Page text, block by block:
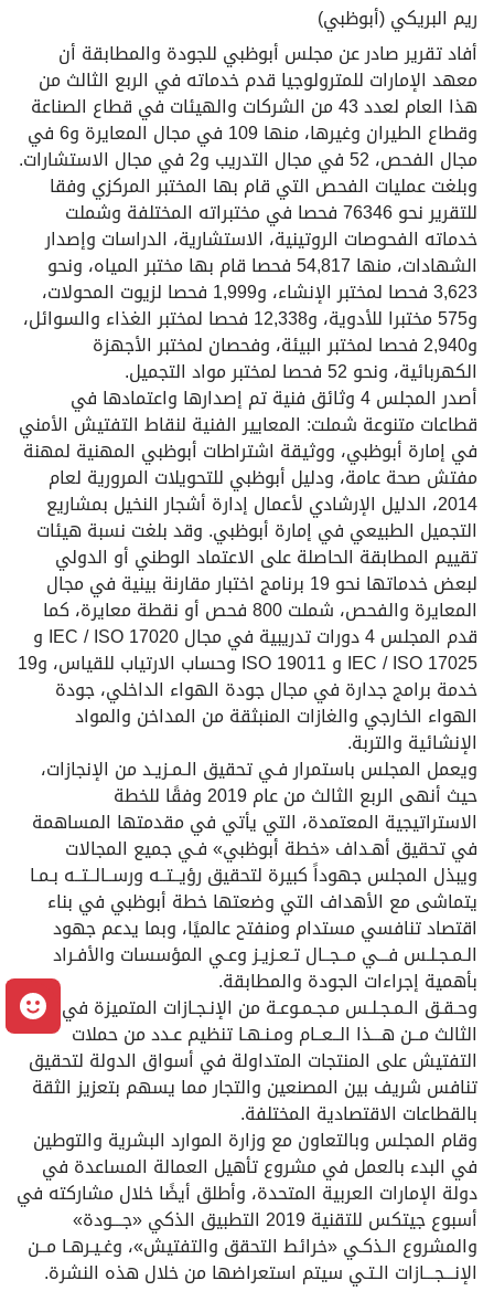
ريم البريكي (أبوظبي)
أفاد تقرير صادر عن مجلس أبوظبي للجودة والمطابقة أن
معهد الإمارات للمترولوجيا قدم خدماته في الربع الثالث من
هذا العام لعدد 43 من الشركات والهيئات في قطاع الصناعة
وقطاع الطيران وغيرها، منها 109 في مجال المعايرة و6 في
مجال الفحص، 52 في مجال التدريب و2 في مجال الاستشارات.
وبلغت عمليات الفحص التي قام بها المختبر المركزي وفقا
للتقرير نحو 76346 فحصا في مختبراته المختلفة وشملت
خدماته الفحوصات الروتينية، الاستشارية، الدراسات وإصدار
الشهادات، منها 54,817 فحصا قام بها مختبر المياه، ونحو
3,623 فحصا لمختبر الإنشاء، و1,999 فحصا لزيوت المحولات،
و575 مختبرا للأدوية، و12,338 فحصا لمختبر الغذاء والسوائل،
و2,940 فحصا لمختبر البيئة، وفحصان لمختبر الأجهزة
الكهربائية، ونحو 52 فحصا لمختبر مواد التجميل.
أصدر المجلس 4 وثائق فنية تم إصدارها واعتمادها في
قطاعات متنوعة شملت: المعايير الفنية لنقاط التفتيش الأمني
في إمارة أبوظبي، ووثيقة اشتراطات أبوظبي المهنية لمهنة
مفتش صحة عامة، ودليل أبوظبي للتحويلات المرورية لعام
2014، الدليل الإرشادي لأعمال إدارة أشجار النخيل بمشاريع
التجميل الطبيعي في إمارة أبوظبي. وقد بلغت نسبة هيئات
تقييم المطابقة الحاصلة على الاعتماد الوطني أو الدولي
لبعض خدماتها نحو 19 برنامج اختبار مقارنة بينية في مجال
المعايرة والفحص، شملت 800 فحص أو نقطة معايرة، كما
قدم المجلس 4 دورات تدريبية في مجال 17020 ISO /‏‏ IEC و
17025 ISO /‏‏ IEC و 19011 ISO وحساب الارتياب للقياس، و19
خدمة برامج جدارة في مجال جودة الهواء الداخلي، جودة
الهواء الخارجي والغازات المنبثقة من المداخن والمواد
الإنشائية والتربة.
ويعمل المجلس باستمرار فـي تحقيق الـمـزيـد من الإنجازات،
حيث أنهى الربع الثالث من عام 2019 وفقًا للخطة
الاستراتيجية المعتمدة، التي يأتي في مقدمتها المساهمة
في تحقيق أهـداف «خطة أبوظبي» فـي جميع المجالات
ويبذل المجلس جهوداً كبيرة لتحقيق رؤيــتــه ورســالــتــه بـمـا
يتماشى مع الأهداف التي وضعتها خطة أبوظبي في بناء
اقتصاد تنافسي مستدام ومنفتح عالميًا، وبما يدعم جهود
الـمـجـلـس فـــي مــجــال تـعـزيـز وعـي المؤسسات والأفـراد
بأهمية إجراءات الجودة والمطابقة.
وحـقـق الـمـجـلـس مـجـمـوعـة من الإنـجـازات المتميزة في الربع
الثالث مــن هـــذا الــعــام ومـنـهـا تنظيم عـدد من حملات
التفتيش على المنتجات المتداولة في أسواق الدولة لتحقيق
تنافس شريف بين المصنعين والتجار مما يسهم بتعزيز الثقة
بالقطاعات الاقتصادية المختلفة.
وقام المجلس وبالتعاون مع وزارة الموارد البشرية والتوطين
في البدء بالعمل في مشروع تأهيل العمالة المساعدة في
دولة الإمارات العربية المتحدة، وأطلق أيضًا خلال مشاركته في
أسبوع جيتكس للتقنية 2019 التطبيق الذكي «جـــودة»
والمشروع الـذكـي «خرائط التحقق والتفتيش»، وغـيـرهـا مــن
الإنـــجـــازات الـتـي سيتم استعراضها من خلال هذه النشرة.